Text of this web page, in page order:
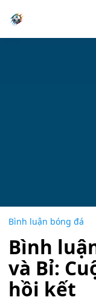
Bình luận bóng đá
Bình
và Bỉ:
hồi kết